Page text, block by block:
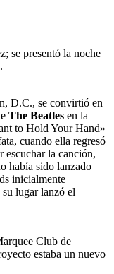
se presentó la noche
D.C., se convirtió en
The Beatles en la
to Hold Your Hand»
cuando ella regresó
escuchar la canción,
había sido lanzado
inicialmente
lugar lanzó el
Club de
estaba un nuevo